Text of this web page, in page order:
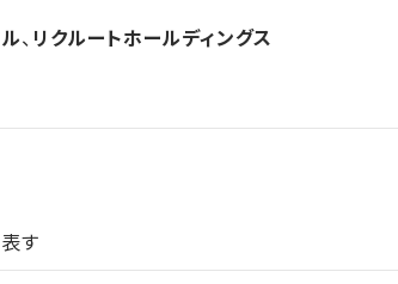
、 リクルートホールディングス
す